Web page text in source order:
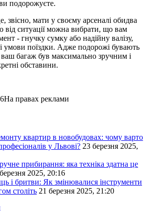
подорожуєте.
звісно, мати у своєму арсеналі обидва
від ситуації можна вибрати, що вам
- гнучку сумку або надійну валізу,
умови поїздки. Адже подорожі бувають
ваш багаж був максимально зручним і
обставини.
На правах реклами
квартир в новобудовах: чому варто
у Львові? 23 березня 2025,
прибирання: яка техніка здатна це
2025, 20:16
і бритви: Як змінювалися інструменти
століть 21 березня 2025, 21:20